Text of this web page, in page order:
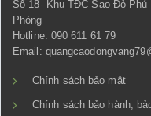
Số 18- Khu TĐC Sao Đỏ
Phòng
Hotline: 090 611 61 79
Email:
Chính sách bảo mật
Chính sách bảo hành,